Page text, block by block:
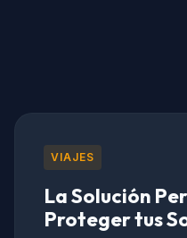
VIAJES
La Solución
Proteger tus